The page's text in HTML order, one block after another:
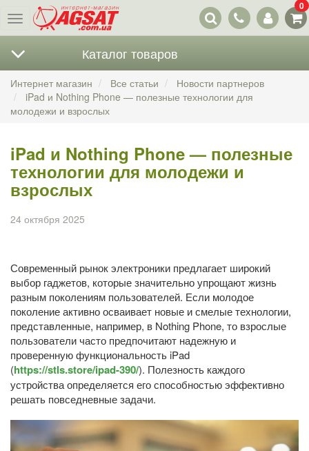
Меню
Наши
контакты
0
Каталог товаров
Интернет магазин Все статьи
Новости партнеров
iPad и Nothing Phone — полезные технологии для
молодежи и взрослых
iPad и Nothing Phone — полезные
технологии для молодежи и
взрослых
24 октября 2025
Современный рынок электроники предлагает широкий
выбор гаджетов, которые значительно упрощают жизнь
разным поколениям пользователей. Если молодое
поколение активно осваивает новые и смелые технологии,
представленные, например, в Nothing Phone, то взрослые
пользователи часто предпочитают надежную и
проверенную функциональность iPad
(https://stls.store/ipad-390/). Полезность каждого
устройства определяется его способностью эффективно
решать повседневные задачи.